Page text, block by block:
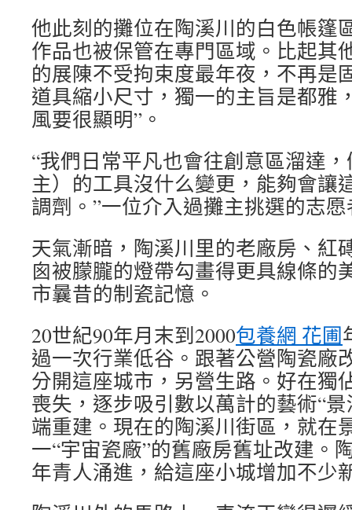
他此刻的攤位在陶溪川的白色帳篷
作品也被保管在專門區域。比起其
的展陳不受拘束度最年夜，不再是
道具縮小尺寸，獨一的主旨是都雅
風要很顯明”。
“我們日常平凡也會往創意區溜達
主）的工具沒什么變更，能夠會讓
調劑。”一位介入過攤主挑選的志
天氣漸暗，陶溪川里的老廠房、紅
囪被朦朧的燈帶勾畫得更具線條的
市曩昔的制瓷記憶。
20世紀90年月末到2000包養網 花圃
過一次行業低谷。跟著公營陶瓷廠
分開這座城市，另營生路。好在獨
喪失，逐步吸引數以萬計的藝術“
端重建。現在的陶溪川街區，就在
一“宇宙瓷廠”的舊廠房舊址改建。
年青人涌進，給這座小城增加不少